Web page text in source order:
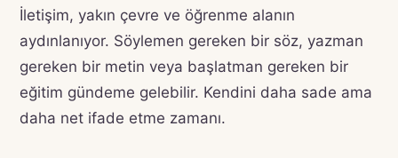
İletişim, yakın çevre ve öğrenme alanın
aydınlanıyor. Söylemen gereken bir söz, yazman
gereken bir metin veya başlatman gereken bir
eğitim gündeme gelebilir. Kendini daha sade ama
daha net ifade etme zamanı.